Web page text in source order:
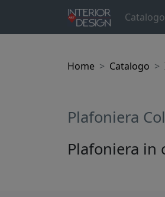
Catalogo
Home Catalogo
Plafoniera
Plafoniera in